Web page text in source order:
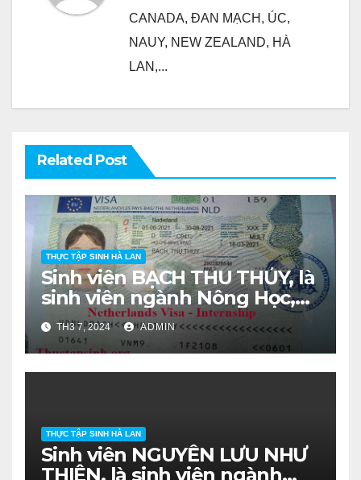
CANADA, ĐAN MẠCH, ÚC,
NAUY, NEW ZEALAND, HÀ
LAN,...
Related Post
THỰC TẬP SINH HÀ LAN
Sinh viên BẠCH THU THỦY, là
sinh viên ngành Nông Học,
lớp DH16NHA khóa 2016-
2020.
TH3 7, 2024 ADMIN
THỰC TẬP SINH HÀ LAN
Sinh viên NGUYỄN LƯU NHƯ
THIÊN, là sinh viên ngành